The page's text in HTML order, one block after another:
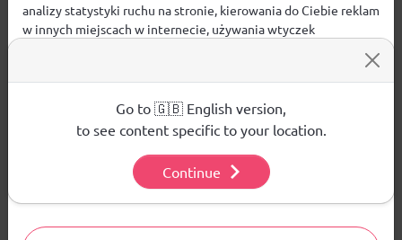
Nie ma jeszcze pytań. Bądź pierwszy :)
analizy statystyki ruchu na stronie, kierowania do Ciebie reklam
w innych miejscach w internecie, używania wtyczek
używanych plików cookies.
Aby dowiedzieć się więcej o plikach cookie i tym, jak
wykorzystujemy Twoje dane, odwiedź naszą Polityką
Go to 🇬🇧 English version,
to see content specific to your location.
Continue